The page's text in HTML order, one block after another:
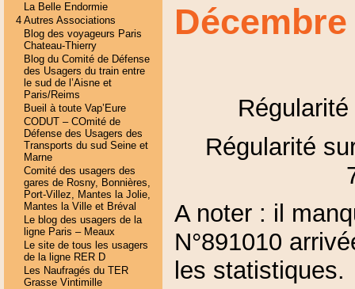
La Belle Endormie
4 Autres Associations
Blog des voyageurs Paris
Chateau-Thierry
Blog du Comité de Défense
des Usagers du train entre
le sud de l’Aisne et
Paris/Reims
Bueil à toute Vap’Eure
CODUT – COmité de
Défense des Usagers des
Transports du sud Seine et
Marne
Comité des usagers des
gares de Rosny, Bonnières,
Port-Villez, Mantes la Jolie,
Mantes la Ville et Bréval
Le blog des usagers de la
ligne Paris – Meaux
Le site de tous les usagers
de la ligne RER D
Les Naufragés du TER
Grasse Vintimille
Décembre
Régularité
A noter : il
N°891010
les statistiques.